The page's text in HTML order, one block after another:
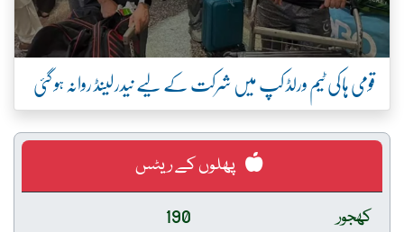
قومی ہاکی ٹیم ورلڈ کپ میں شرکت کے لیے نیدرلینڈ روانہ ہو گئی
پھلوں کے ریٹس
کھجور
190